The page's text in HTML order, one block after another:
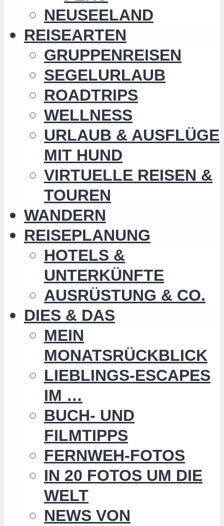
NEUSEELAND
REISEARTEN
GRUPPENREISEN
SEGELURLAUB
ROADTRIPS
WELLNESS
URLAUB & AUSFLÜGE
MIT HUND
VIRTUELLE REISEN &
TOUREN
WANDERN
REISEPLANUNG
HOTELS &
UNTERKÜNFTE
AUSRÜSTUNG & CO.
DIES & DAS
MEIN
MONATSRÜCKBLICK
LIEBLINGS-ESCAPES
IM …
BUCH- UND
FILMTIPPS
FERNWEH-FOTOS
IN 20 FOTOS UM DIE
WELT
NEWS VON